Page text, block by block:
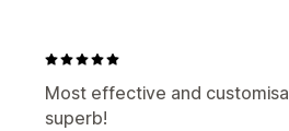
Most effective and
superb!